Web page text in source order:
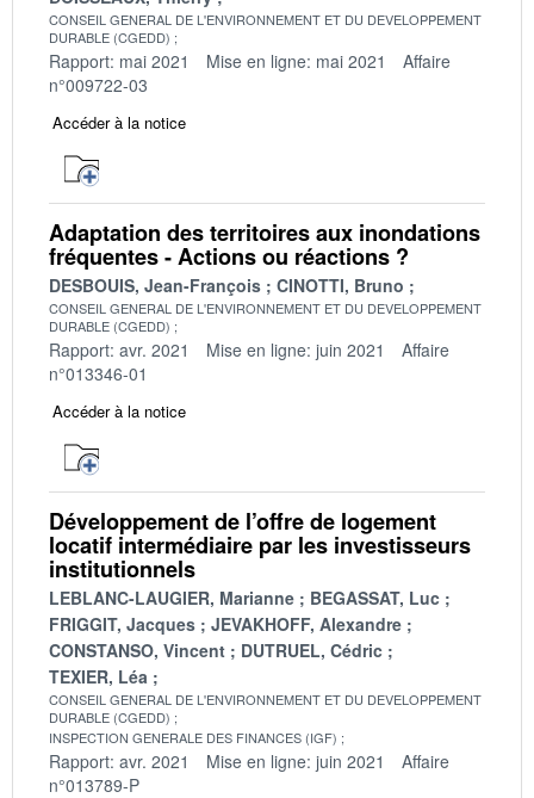
CONSEIL GENERAL DE L'ENVIRONNEMENT ET DU DEVELOPPEMENT
DURABLE (CGEDD)
Rapport: mai 2021 Mise en ligne: mai 2021
Affaire
n°009722-03
Accéder à la notice
Adaptation des territoires aux inondations
fréquentes - Actions ou réactions ?
DESBOUIS, Jean-François CINOTTI, Bruno
CONSEIL GENERAL DE L'ENVIRONNEMENT ET DU DEVELOPPEMENT
DURABLE (CGEDD)
Rapport: avr. 2021 Mise en ligne: juin 2021
Affaire
n°013346-01
Accéder à la notice
Développement de l’offre de logement
locatif intermédiaire par les investisseurs
institutionnels
LEBLANC-LAUGIER, Marianne
BEGASSAT, Luc
FRIGGIT, Jacques
JEVAKHOFF, Alexandre
CONSTANSO, Vincent
DUTRUEL, Cédric
TEXIER, Léa
CONSEIL GENERAL DE L'ENVIRONNEMENT ET DU DEVELOPPEMENT
DURABLE (CGEDD)
INSPECTION GENERALE DES FINANCES (IGF)
Rapport: avr. 2021 Mise en ligne: juin 2021
Affaire
n°013789-P